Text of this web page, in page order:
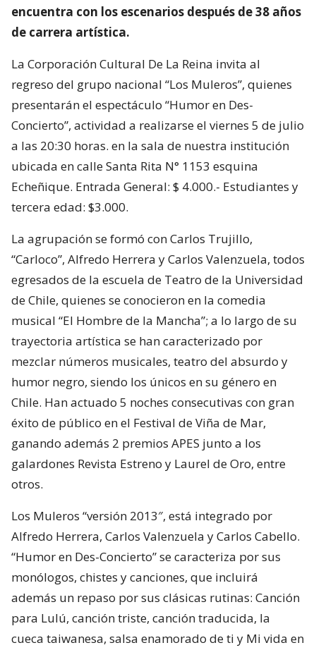
encuentra con los escenarios después de 38 años
de carrera artística.
La Corporación Cultural De La Reina invita al
regreso del grupo nacional “Los Muleros”, quienes
presentarán el espectáculo “Humor en Des-
Concierto”, actividad a realizarse el viernes 5 de julio
a las 20:30 horas. en la sala de nuestra institución
ubicada en calle Santa Rita N° 1153 esquina
Echeñique. Entrada General: $ 4.000.- Estudiantes y
tercera edad: $3.000.
La agrupación se formó con Carlos Trujillo,
“Carloco”, Alfredo Herrera y Carlos Valenzuela, todos
egresados de la escuela de Teatro de la Universidad
de Chile, quienes se conocieron en la comedia
musical “El Hombre de la Mancha”; a lo largo de su
trayectoria artística se han caracterizado por
mezclar números musicales, teatro del absurdo y
humor negro, siendo los únicos en su género en
Chile. Han actuado 5 noches consecutivas con gran
éxito de público en el Festival de Viña de Mar,
ganando además 2 premios APES junto a los
galardones Revista Estreno y Laurel de Oro, entre
otros.
Los Muleros “versión 2013″, está integrado por
Alfredo Herrera, Carlos Valenzuela y Carlos Cabello.
“Humor en Des-Concierto” se caracteriza por sus
monólogos, chistes y canciones, que incluirá
además un repaso por sus clásicas rutinas: Canción
para Lulú, canción triste, canción traducida, la
cueca taiwanesa, salsa enamorado de ti y Mi vida en